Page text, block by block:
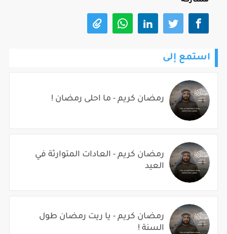
استمع إلى
رمضان كريم - ما احلى رمضان !
رمضان كريم - العادات المتوارثة في
العيد
رمضان كريم - يا ريت رمضان طول
السنة !